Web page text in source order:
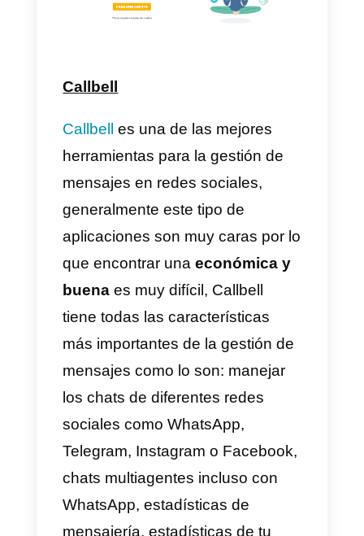
disponible tendrá una recarga de
eficiencia y rapidez, por lo tanto
es sumamente necesario
disponer de unequipoque
pueda a tender a todas las
consultas que llegan por redes
sociales desde una única cuenta
que centraliza toda la
información, es ahí donde entran
lasherramientas de gestión de
mensajes en redes sociales
cuales permiten mejorar y
desarrollar un trabajo ordenado,
eficiente y simple para cada
persona en el equipo de atención